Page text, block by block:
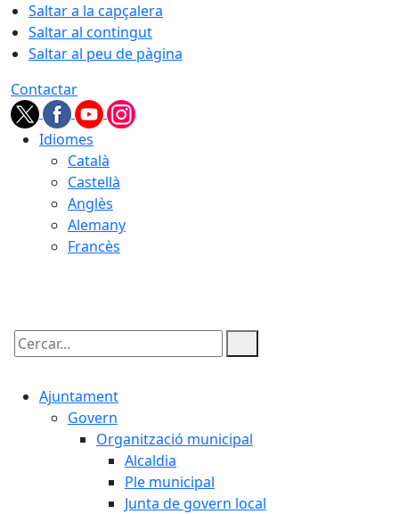
Saltar a la capçalera
Saltar al contingut
Saltar al peu de pàgina
Contactar
Idiomes
Català
Castellà
Anglès
Alemany
Francès
Cercar:
Ajuntament
Govern
Organització municipal
Alcaldia
Ple municipal
Junta de govern local